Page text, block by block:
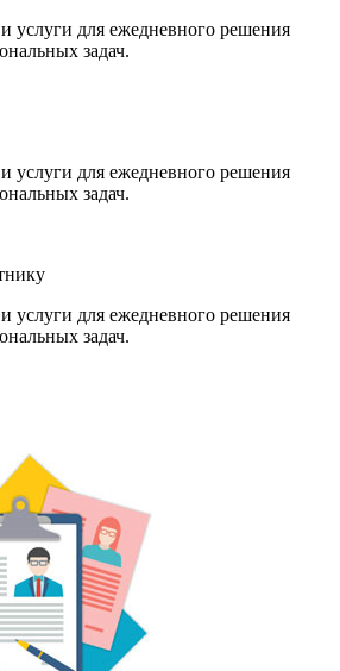
услуги для ежедневного решения
задач.
услуги для ежедневного решения
задач.
услуги для ежедневного решения
задач.